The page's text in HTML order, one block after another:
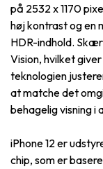
på 2532 x 1170
høj kontrast og en
HDR-indhold.
Vision, hvilket
teknologien
at matche det
behagelig visning i
iPhone 12 er
chip, som er